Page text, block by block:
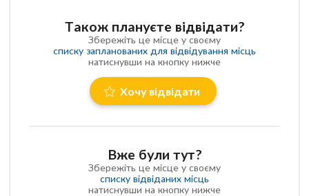
Також плануєте відвідати?
Збережіть це місце у своєму
списку запланованих для відвідування місць
натиснувши на кнопку нижче
Хочу відвідати
Вже були тут?
Збережіть це місце у своєму
списку відвіданих місць
натиснувши на кнопку нижче